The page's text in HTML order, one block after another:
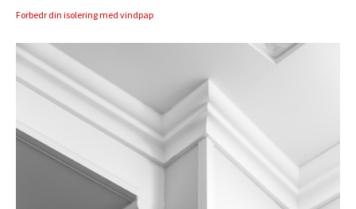
Forbedr din isolering med vindpap